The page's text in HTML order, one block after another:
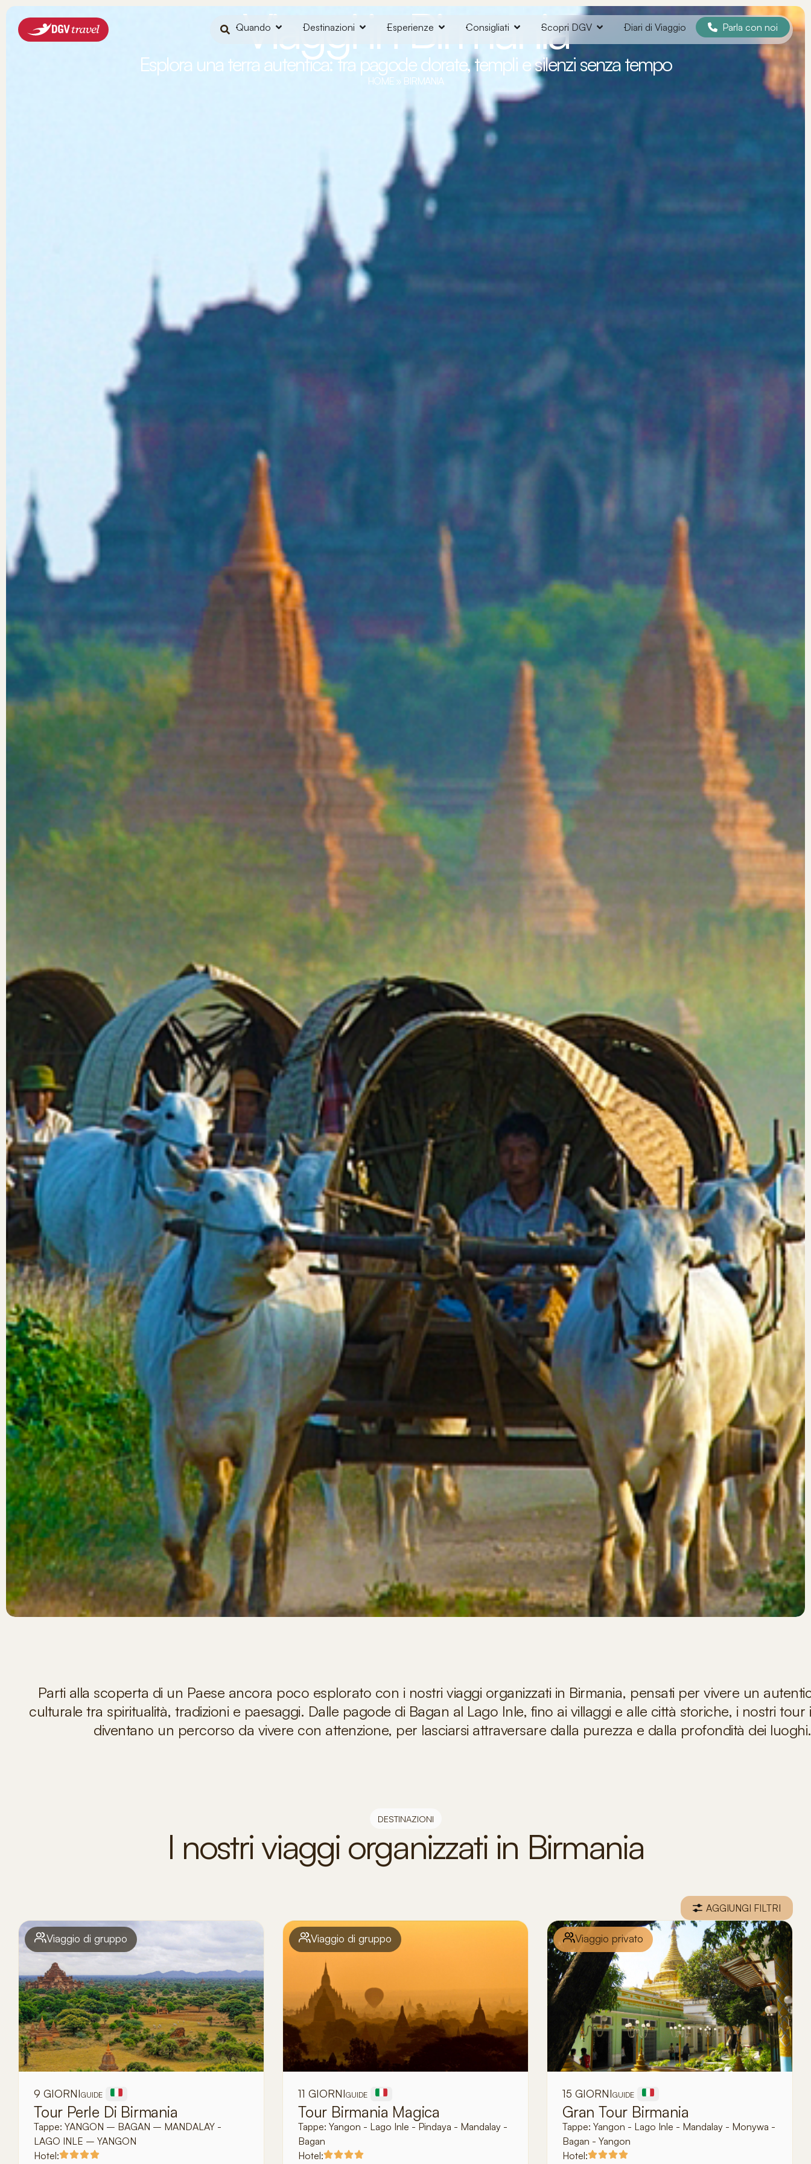
Quando Destinazioni Esperienze Consigliati Scopri DGV Diari di Viaggio Parla con noi
Viaggi in Birmania
Esplora una terra autentica: tra pagode dorate, templi e silenzi senza tempo
HOME » BIRMANIA
Parti alla scoperta di un Paese ancora poco esplorato con i nostri viaggi organizzati in Birmania, pensati per vivere un
culturale tra spiritualità, tradizioni e paesaggi. Dalle pagode di Bagan al Lago Inle, fino ai villaggi e alle città storiche, i nostri tour
diventano un percorso da vivere con attenzione, per lasciarsi attraversare dalla purezza e dalla profondità dei luoghi.
DESTINAZIONI
I nostri viaggi organizzati in Birmania
AGGIUNGI FILTRI
Viaggio di gruppo
9 GIORNIGUIDE
Tour Perle Di Birmania
Tappe: YANGON – BAGAN – MANDALAY -
LAGO INLE – YANGON
Hotel:
Viaggio di gruppo
11 GIORNIGUIDE
Tour Birmania Magica
Tappe: Yangon - Lago Inle - Pindaya - Mandalay -
Bagan
Hotel:
Viaggio privato
15 GIORNIGUIDE
Gran Tour Birmania
Tappe: Yangon - Lago Inle - Mandalay - Monywa -
Bagan - Yangon
Hotel: